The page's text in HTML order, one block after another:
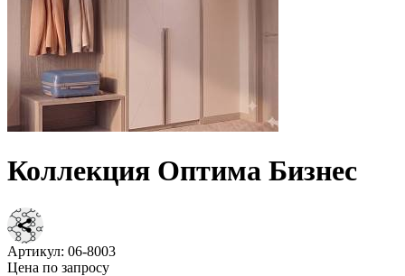
Коллекция Оптима Бизнес
Артикул: 06-8003
Цена по запросу